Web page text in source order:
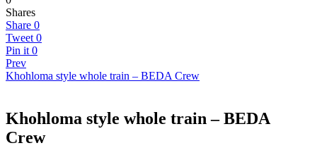
Shares
Share 0
Tweet 0
Pin it 0
Prev
Khohloma style whole train – BEDA Crew
Khohloma style whole train – BEDA
Crew